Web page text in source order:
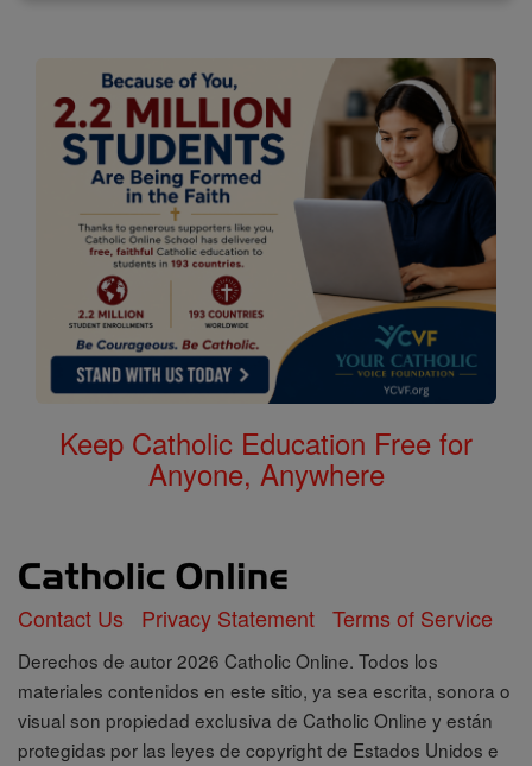
Keep Catholic Education Free for
Anyone, Anywhere
Contact Us Privacy Statement Terms of Service
Derechos de autor 2026 Catholic Online. Todos los
materiales contenidos en este sitio, ya sea escrita, sonora o
visual son propiedad exclusiva de Catholic Online y están
protegidas por las leyes de copyright de Estados Unidos e